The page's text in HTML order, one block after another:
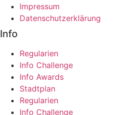
Impressum
Datenschutzerklärung
Info
Regularien
Info Challenge
Info Awards
Stadtplan
Regularien
Info Challenge